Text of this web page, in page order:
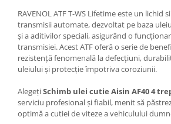
RAVENOL ATF T-WS Lifetime este un lichid
transmisii automate, dezvoltat pe baza
și a aditivilor speciali, asigurând o
transmisiei. Acest ATF oferă o serie de
rezistență fenomenală la defecțiuni,
uleiului și protecție împotriva coroziunii.
AlegețiSchimb ulei cutie Aisin AF40 4
serviciu profesional și fiabil, menit să
optimă a cutiei de viteze a vehiculului